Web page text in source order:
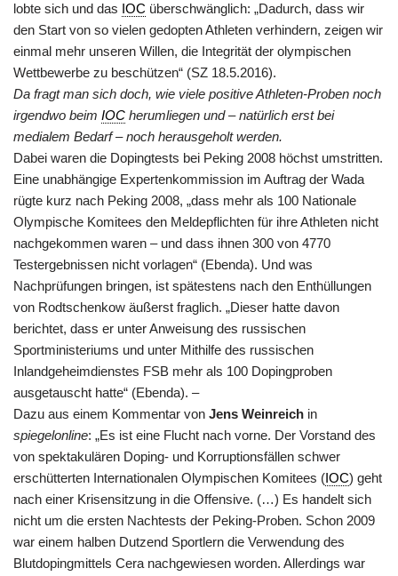
lobte sich und das IOC überschwänglich: „Dadurch, dass wir
den Start von so vielen gedopten Athleten verhindern, zeigen wir
einmal mehr unseren Willen, die Integrität der olympischen
Wettbewerbe zu beschützen“ (SZ 18.5.2016).
Da fragt man sich doch, wie viele positive Athleten-Proben noch
irgendwo beim IOC herumliegen und – natürlich erst bei
medialem Bedarf – noch herausgeholt werden.
Dabei waren die Dopingtests bei Peking 2008 höchst umstritten.
Eine unabhängige Expertenkommission im Auftrag der Wada
rügte kurz nach Peking 2008, „dass mehr als 100 Nationale
Olympische Komitees den Meldepflichten für ihre Athleten nicht
nachgekommen waren – und dass ihnen 300 von 4770
Testergebnissen nicht vorlagen“ (Ebenda). Und was
Nachprüfungen bringen, ist spätestens nach den Enthüllungen
von Rodtschenkow äußerst fraglich. „Dieser hatte davon
berichtet, dass er unter Anweisung des russischen
Sportministeriums und unter Mithilfe des russischen
Inlandgeheimdienstes FSB mehr als 100 Dopingproben
ausgetauscht hatte“ (Ebenda). –
Dazu aus einem Kommentar von Jens Weinreich in
spiegelonline: „Es ist eine Flucht nach vorne. Der Vorstand des
von spektakulären Doping- und Korruptionsfällen schwer
erschütterten Internationalen Olympischen Komitees (IOC) geht
nach einer Krisensitzung in die Offensive. (…) Es handelt sich
nicht um die ersten Nachtests der Peking-Proben. Schon 2009
war einem halben Dutzend Sportlern die Verwendung des
Blutdopingmittels Cera nachgewiesen worden. Allerdings war